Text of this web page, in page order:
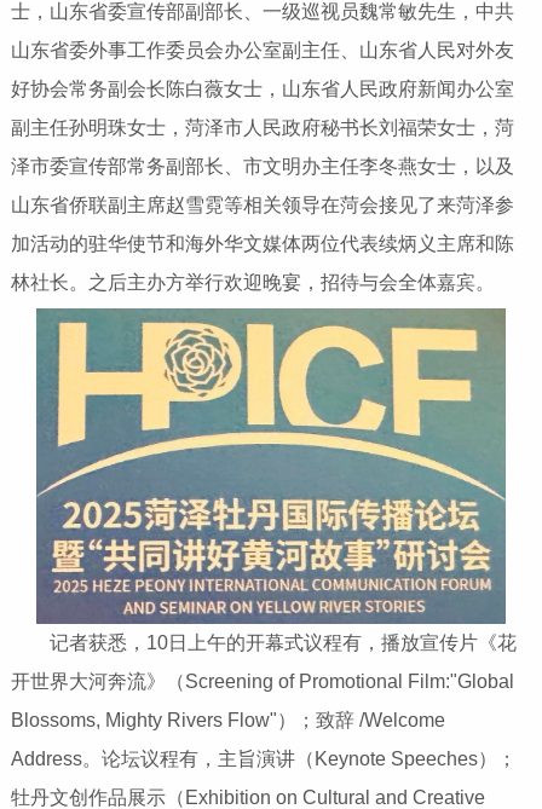
士，山东省委宣传部副部长、一级巡视员魏常敏先生，中共
山东省委外事工作委员会办公室副主任、山东省人民对外友
好协会常务副会长陈白薇女士，山东省人民政府新闻办公室
副主任孙明珠女士，菏泽市人民政府秘书长刘福荣女士，菏
泽市委宣传部常务副部长、市文明办主任李冬燕女士，以及
山东省侨联副主席赵雪霓等相关领导在菏会接见了来菏泽参
加活动的驻华使节和海外华文媒体两位代表续炳义主席和陈
林社长。之后主办方举行欢迎晚宴，招待与会全体嘉宾。
记者获悉，10日上午的开幕式议程有，播放宣传片《花
开世界大河奔流》（Screening of Promotional Film:"Global
Blossoms, Mighty Rivers Flow"）；致辞 /Welcome
Address。论坛议程有，主旨演讲（Keynote Speeches）；
牡丹文创作品展示（Exhibition on Cultural and Creative